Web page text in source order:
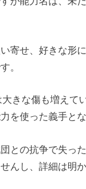
寄せ、好きな形
。
大きな傷も増えて
を使った義手とな
との抗争で失っ
んし、詳細は明